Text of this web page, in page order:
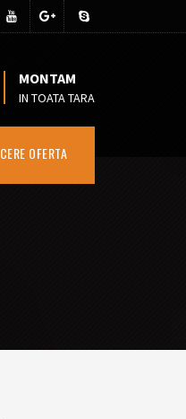
MONTAM
IN TOATA TARA
CERE OFERTA